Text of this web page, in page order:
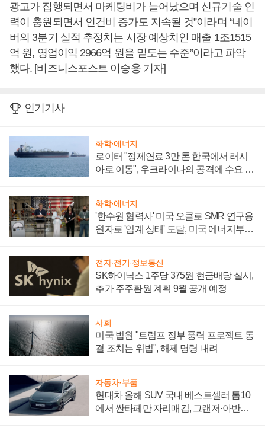
광고가 집행되면서 마케팅비가 늘어났으며 신규기술 인
력이 충원되면서 인건비 증가도 지속될 것”이라며 “네이
버의 3분기 실적 추정치는 시장 예상치인 매출 1조1515
억 원, 영업이익 2966억 원을 밑도는 수준”이라고 파악
했다. [비즈니스포스트 이승용 기자]
인기기사
화학·에너지
로이터 "정제연료 3만 톤 한국에서 러시
아로 이동", 우크라이나의 공격에 수요 늘
화학·에너지
'한수원 협력사' 미국 오클로 SMR 연구용
원자로 '임계 상태' 도달, 미국 에너지부
전자·전기·정보통신
SK하이닉스 1주당 375원 현금배당 실시,
추가 주주환원 계획 9월 공개 예정
사회
미국 법원 "트럼프 정부 풍력 프로젝트 동
결 조치는 위법", 해제 명령 내려
자동차·부품
현대차 올해 SUV 국내 베스트셀러 톱10
에서 싼타페만 자리매김, 그랜저·아반떼